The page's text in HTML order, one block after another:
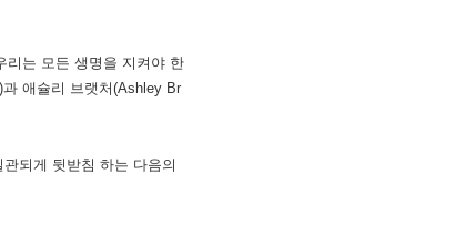
리는 모든 생명을 지켜야 한
애슐리 브랫처(Ashley Br
되게 뒷받침 하는 다음의